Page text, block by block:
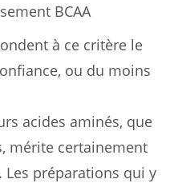
BCAA
à ce critère le
ou du moins
acides aminés, que
mérite certainement
préparations qui y